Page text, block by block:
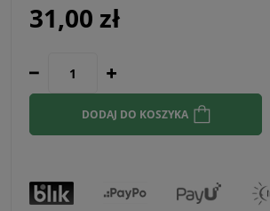
31,00 zł
DODAJ DO KOSZYKA